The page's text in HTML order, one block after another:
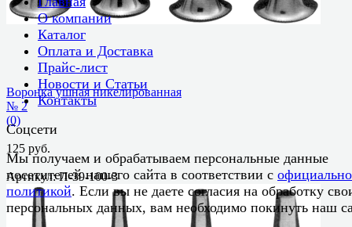
избранное сравнить
Воронка ушная никелированная
№ 2
(0)
125 руб.
Артикул: П-39-100-3
О компании
Каталог
Оплата и Доставка
Прайс-лист
Новости и Статьи
Контакты
Соцсети
Мы получаем и обрабатываем персональные данные
посетителей нашего сайта в соответствии с
политикой. Если вы не даете согласия на обработку
персональных данных, вам необходимо покинуть наш